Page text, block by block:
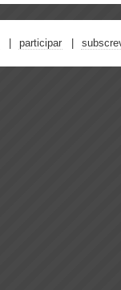
participar